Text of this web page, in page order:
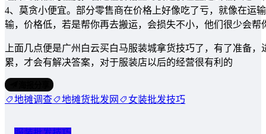
4、莫贪小便宜。部分零售商在价格上好像吃了亏，就像在运
输，价格低，若是帮你再去搬运，会损失不小，他们很少会
上面几点便是广州白云买白马服装城拿货技巧了，有了准备
累，才会有解决答案，对于服装店以后的经营很有利的
地摊调查 地摊货批发网 女装批发技巧